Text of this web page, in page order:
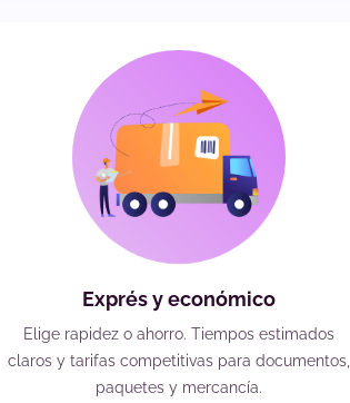
Exprés y económico
Elige rapidez o ahorro. Tiempos estimados
claros y tarifas competitivas para documentos,
paquetes y mercancía.